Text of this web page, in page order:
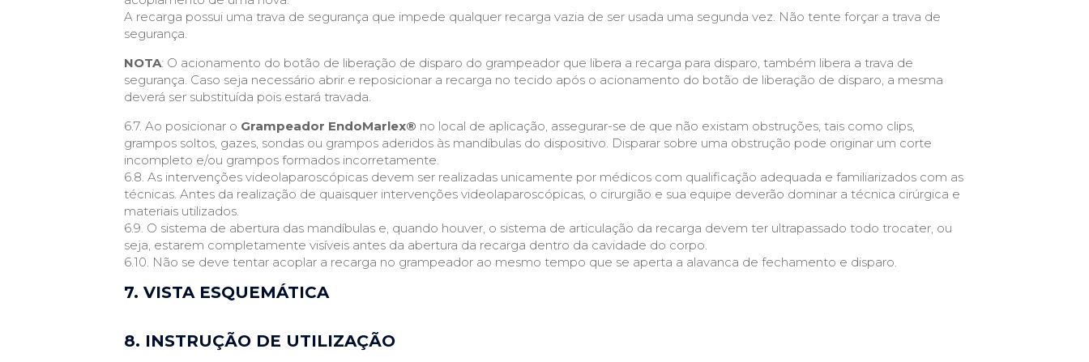
A recarga possui uma trava de segurança que impede qualquer recarga vazia de ser usada uma segunda vez. Não tente forçar a trava de
segurança.
NOTA: O acionamento do botão de liberação de disparo do grampeador que libera a recarga para disparo, também libera a trava de
segurança. Caso seja necessário abrir e reposicionar a recarga no tecido após o acionamento do botão de liberação de disparo, a mesma
deverá ser substituída pois estará travada.
6.7. Ao posicionar o Grampeador EndoMarlex® no local de aplicação, assegurar-se de que não existam obstruções, tais como clips,
grampos soltos, gazes, sondas ou grampos aderidos às mandíbulas do dispositivo. Disparar sobre uma obstrução pode originar um corte
incompleto e/ou grampos formados incorretamente.
6.8. As intervenções videolaparoscópicas devem ser realizadas unicamente por médicos com qualificação adequada e familiarizados com as
técnicas. Antes da realização de quaisquer intervenções videolaparoscópicas, o cirurgião e sua equipe deverão dominar a técnica cirúrgica e
materiais utilizados.
6.9. O sistema de abertura das mandíbulas e, quando houver, o sistema de articulação da recarga devem ter ultrapassado todo trocater, ou
seja, estarem completamente visíveis antes da abertura da recarga dentro da cavidade do corpo.
6.10. Não se deve tentar acoplar a recarga no grampeador ao mesmo tempo que se aperta a alavanca de fechamento e disparo.
7. VISTA ESQUEMÁTICA
8. INSTRUÇÃO DE UTILIZAÇÃO